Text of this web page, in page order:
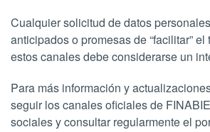
Cualquier solicitud de datos
anticipados o promesas de “facilitar”
estos canales debe considerarse un
Para más información y
seguir los canales oficiales de
sociales y consultar regularmente el